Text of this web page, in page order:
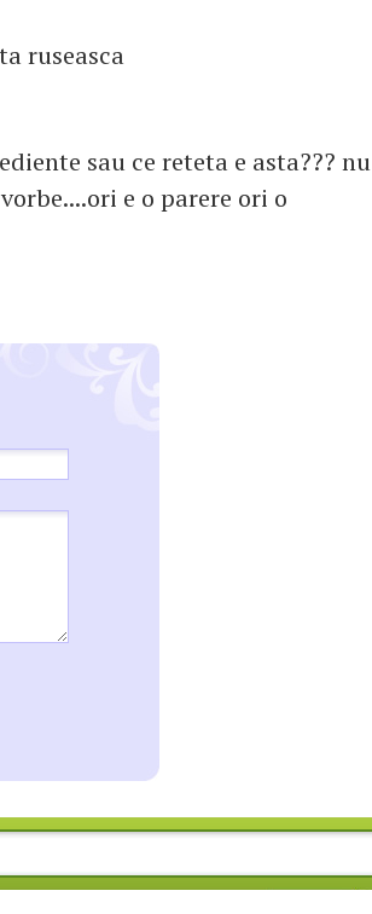
ruseasca
sau ce reteta e asta??? nu
e o parere ori o